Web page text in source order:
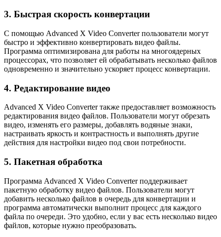
3. Быстрая скорость конвертации
С помощью Advanced X Video Converter пользователи могут
быстро и эффективно конвертировать видео файлы.
Программа оптимизирована для работы на многоядерных
процессорах, что позволяет ей обрабатывать несколько файлов
одновременно и значительно ускоряет процесс конвертации.
4. Редактирование видео
Advanced X Video Converter также предоставляет возможность
редактирования видео файлов. Пользователи могут обрезать
видео, изменять его размеры, добавлять водяные знаки,
настраивать яркость и контрастность и выполнять другие
действия для настройки видео под свои потребности.
5. Пакетная обработка
Программа Advanced X Video Converter поддерживает
пакетную обработку видео файлов. Пользователи могут
добавить несколько файлов в очередь для конвертации и
программа автоматически выполнит процесс для каждого
файла по очереди. Это удобно, если у вас есть несколько видео
файлов, которые нужно преобразовать.